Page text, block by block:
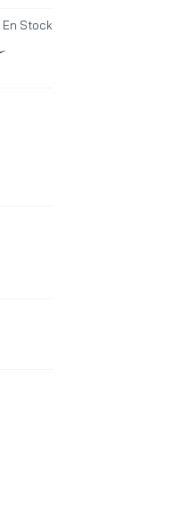
En Stock